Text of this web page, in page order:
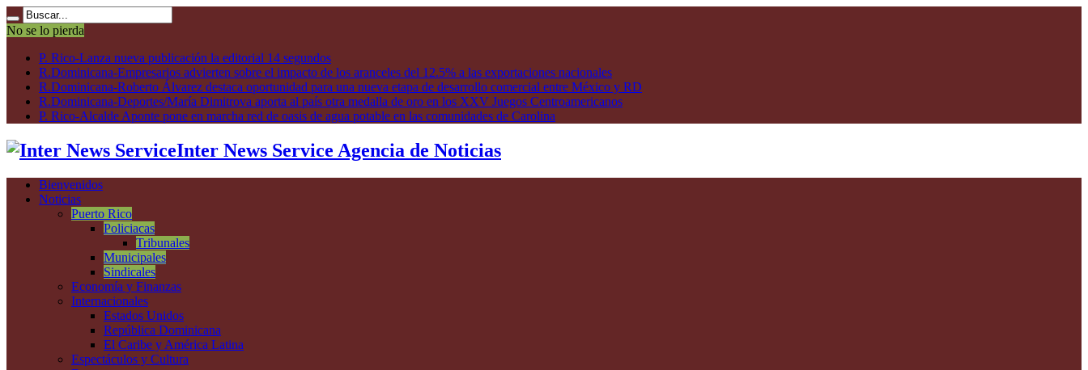
No se lo pierda
P. Rico-Lanza nueva publicación la editorial 14 segundos
R.Dominicana-Empresarios advierten sobre el impacto de los aranceles del 12.5% a las exportaciones nacionales
R.Dominicana-Roberto Álvarez destaca oportunidad para una nueva etapa de desarrollo comercial entre México y RD
R.Dominicana-Deportes/María Dimitrova aporta al país otra medalla de oro en los XXV Juegos Centroamericanos
P. Rico-Alcalde Aponte pone en marcha red de oasis de agua potable en las comunidades de Carolina
Inter News Service Agencia de Noticias
Bienvenidos
Noticias
Puerto Rico
Policiacas
Tribunales
Municipales
Sindicales
Economía y Finanzas
Internacionales
Estados Unidos
República Dominicana
El Caribe y América Latina
Espectáculos y Cultura